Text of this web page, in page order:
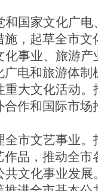
和国家文化广电
，起草全市
化事业、旅游
电和旅游体制
重大文化活动
作和国际市
全市文艺事业
品，推动全
共文化事业发